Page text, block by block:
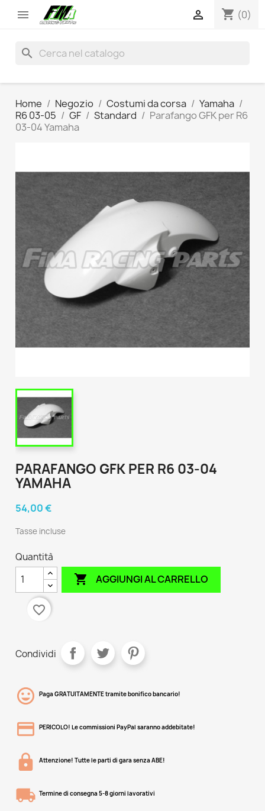
 shopping_cart (0)

search
Home Negozio Costumi da corsa
Yamaha
R6 03-05
GF Standard
Parafango GFK per R6
03-04 Yamaha
PARAFANGO GFK PER R6 03-04
YAMAHA
54,00 €
Tasse incluse
Quantità
 AGGIUNGI AL CARRELLO
favorite_border
Condividi
Paga GRATUITAMENTE tramite bonifico bancario!
PERICOLO! Le commissioni PayPal saranno addebitate!
Attenzione! Tutte le parti di gara senza ABE!
Termine di consegna 5-8 giorni lavorativi